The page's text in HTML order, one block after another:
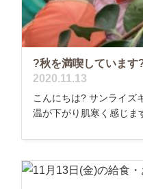
?秋を満喫しています
2020.11.13
こんにちは? サンライ
温が下がり肌寒く感じま